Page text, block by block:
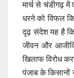
मार्च से चंडीगढ़ में
धरने को विफल
दृढ़ संदेश यह है
जीवन और
खिलाफ विरोध
पंजाब के